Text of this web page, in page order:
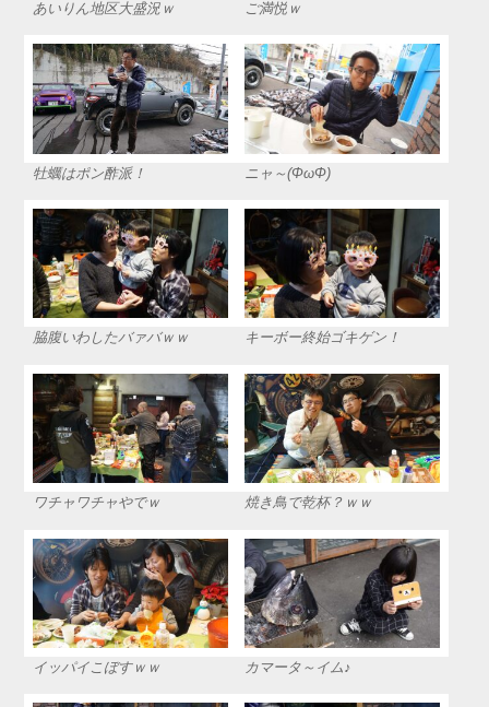
あいりん地区大盛況ｗ ご満悦ｗ
牡蠣はポン酢派！ ニャ～(ΦωΦ)
脇腹いわしたバァバｗｗ キーボー終始ゴキゲン！
ワチャワチャやでｗ 焼き鳥で乾杯？ｗｗ
イッパイこぼすｗｗ カマータ～イム♪